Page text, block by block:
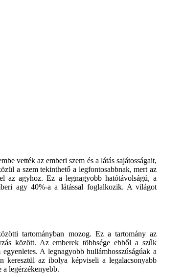
vették az emberi szem és a látás sajátosságait,
a szem tekinthető a legfontosabbnak, mert az
az agyhoz. Ez a legnagyobb hatótávolságú, a
agy 40%-a a látással foglalkozik. A világot
tartományban mozog. Ez a tartomány az
között. Az emberek többsége ebből a szűk
A legnagyobb hullámhosszúságúak a
keresztül az ibolya képviseli a legalacsonyabb
a legérzékenyebb.